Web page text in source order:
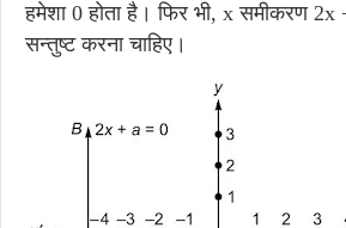
हमेशा 0 होता है। फिर भी, x समीकरण
सन्तुष्ट करना चाहिए।